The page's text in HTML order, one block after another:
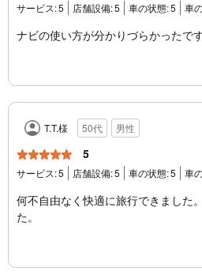
サービス:5 店舗設備:5 車の状態:5 車
ナビの使い方が分かりづらかったで
T.T.様 50代 男性
5
サービス:5 店舗設備:5 車の状態:5 車
何不自由なく快適に旅行できました
た。